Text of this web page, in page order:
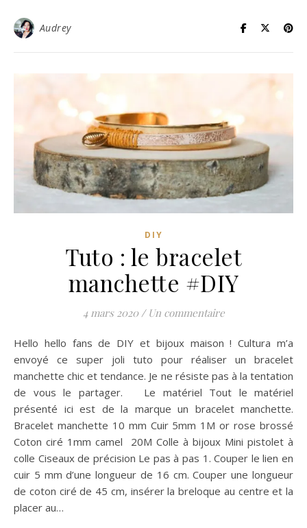
Audrey
DIY
Tuto : le bracelet
manchette #DIY
4 mars 2020 / Un commentaire
Hello hello fans de DIY et bijoux maison ! Cultura m’a
envoyé ce super joli tuto pour réaliser un bracelet
manchette chic et tendance. Je ne résiste pas à la tentation
de vous le partager. Le matériel Tout le matériel
présenté ici est de la marque un bracelet manchette.
Bracelet manchette 10 mm Cuir 5mm 1M or rose brossé
Coton ciré 1mm camel 20M Colle à bijoux Mini pistolet à
colle Ciseaux de précision Le pas à pas 1. Couper le lien en
cuir 5 mm d’une longueur de 16 cm. Couper une longueur
de coton ciré de 45 cm, insérer la breloque au centre et la
placer au…